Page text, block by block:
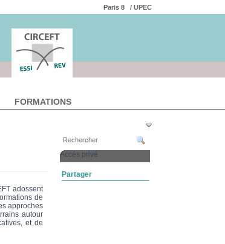
Paris 8 / UPEC
FORMATIONS
Accés privé
Partager
adossent
de
approches
autour
et de